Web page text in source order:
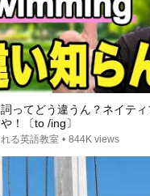
ってどう違うん？ネイティ
！〔to /ing〕
る英語教室 • 844K views